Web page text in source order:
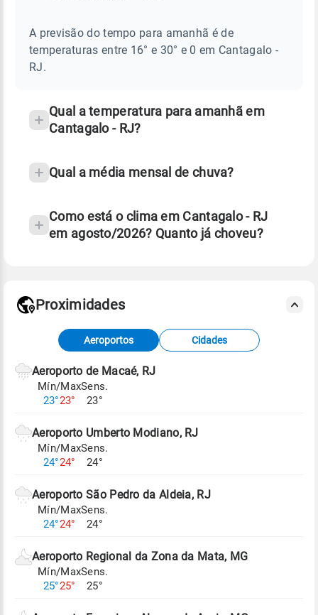
CANTAGALO
sobre
chuva
A previsão do tempo para amanhã é de
temperaturas entre 16° e 30° e 0 em Cantagalo -
RJ.
Qual a temperatura para amanhã em
Cantagalo - RJ?
Qual a média mensal de chuva?
Como está o clima em Cantagalo - RJ
em agosto/2026? Quanto já choveu?
Fonte: dados combinados de estações
meteorológicas e satélite do Centro de Previsão
de Tempo e Estudos Climáticos (CPTEC).
Para obter mais informações sobre os dados
Proximidades
Aeroportos Cidades
Aeroporto de Macaé, RJ
Mín/Max
23°23°
Sens.
23°
Aeroporto Umberto Modiano, RJ
Mín/Max
24°24°
Sens.
24°
Aeroporto São Pedro da Aldeia, RJ
Mín/Max
24°24°
Sens.
24°
Aeroporto Regional da Zona da Mata, MG
Mín/Max
25°25°
Sens.
25°